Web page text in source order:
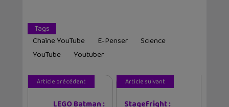
Tags
Chaîne YouTube
E-Penser
Science
YouTube
Youtuber
Article précédent Article suivant